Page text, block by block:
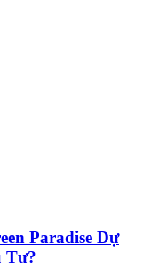
Paradise Dự
Tư?